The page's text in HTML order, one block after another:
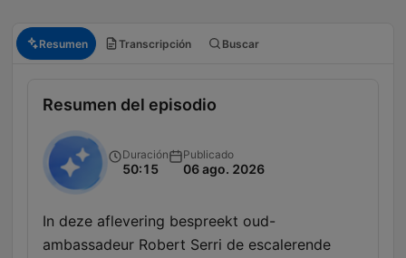
Resumen Transcripción Buscar
Resumen del episodio
Duración
50:15
Publicado
06 ago. 2026
In deze aflevering bespreekt oud-
ambassadeur Robert Serri de escalerende